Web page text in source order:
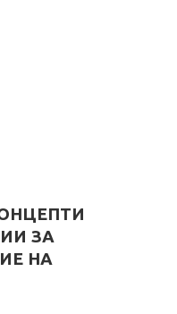
ЗА
НА